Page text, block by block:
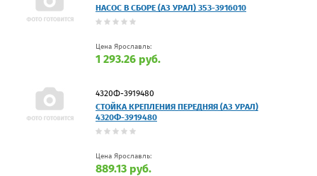
НАСОС В СБОРЕ (АЗ УРАЛ) 353-3916010
Цена Ярославль:
1 293.26 руб.
4320Ф-3919480
СТОЙКА КРЕПЛЕНИЯ ПЕРЕДНЯЯ (АЗ УРАЛ)
4320Ф-3919480
Цена Ярославль:
889.13 руб.